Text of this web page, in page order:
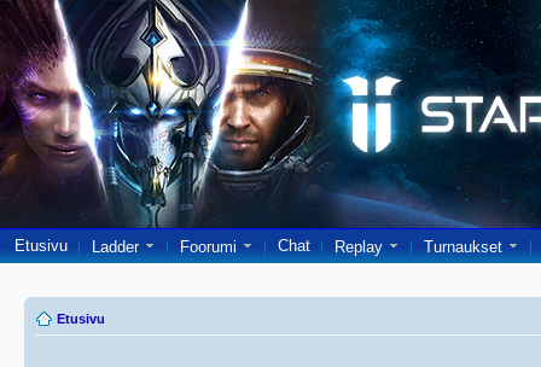
Etusivu Ladder Foorumi Chat Replay Turnaukset
Etusivu